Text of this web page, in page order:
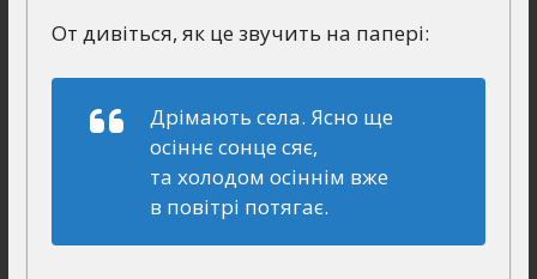
От дивіться, як це звучить на папері:
Дрімають села. Ясно ще
осіннє сонце сяє,
та холодом осіннім вже
в повітрі потягає.